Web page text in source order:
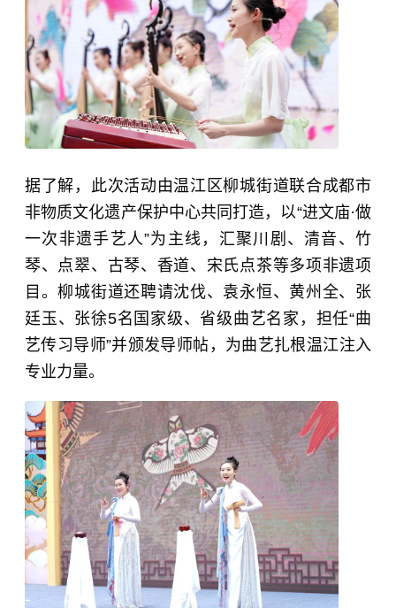
据了解，此次活动由温江区柳城街道联合成都市
非物质文化遗产保护中心共同打造，以“进文庙·做
一次非遗手艺人”为主线，汇聚川剧、清音、竹
琴、点翠、古琴、香道、宋氏点茶等多项非遗项
目。柳城街道还聘请沈伐、袁永恒、黄州全、 张
廷玉、张徐5名国家级、省级曲艺名家，担任“曲
艺传习导师”并颁发导师帖，为曲艺扎根温江注入
专业力量。